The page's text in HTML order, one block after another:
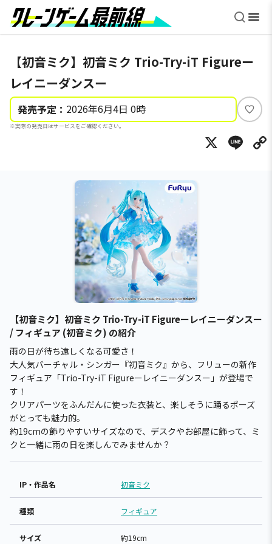
【初音ミク】初音ミク Trio-Try-iT Figureー
レイニーダンスー
発売予定： 2026年6月4日 0時
※実際の発売日はサービスをご確認ください。
い
ね
X
【初音ミク】初音ミク Trio-Try-iT Figureーレイニーダンスー
/ フィギュア (初音ミク) の紹介
雨の日が待ち遠しくなる可愛さ！
大人気バーチャル・シンガー『初音ミク』から、フリューの新作
フィギュア「Trio-Try-iT Figureーレイニーダンスー」が登場で
す！
クリアパーツをふんだんに使った衣装と、楽しそうに踊るポーズ
がとっても魅力的。
約19cmの飾りやすいサイズなので、デスクやお部屋に飾って、ミ
クと一緒に雨の日を楽しんでみませんか？
IP・作品名 初音ミク
種類 フィギュア
サイズ 約19cm